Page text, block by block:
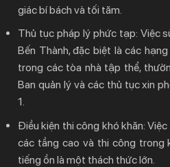
giác bí bách và tối tăm.
Thủ tục pháp lý phức tạp: Việc
Bến Thành, đặc biệt là các
trong các tòa nhà tập thể,
Ban quản lý và các thủ tục xin
1.
Điều kiện thi công khó khăn: Việc
các tầng cao và thi công trong
tiếng ồn là một thách thức lớn.